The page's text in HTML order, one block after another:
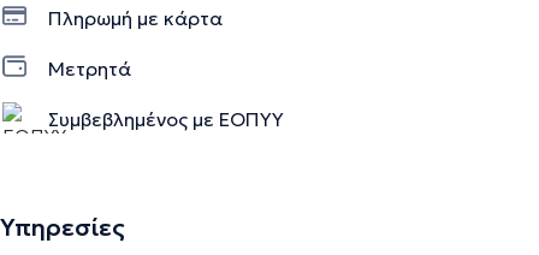
Πληρωμή με κάρτα
Μετρητά
Συμβεβλημένος με ΕΟΠΥΥ
Υπηρεσίες